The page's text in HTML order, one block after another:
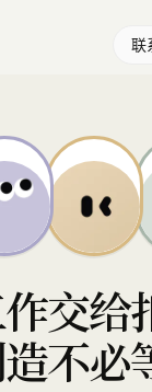
联
交给
不必